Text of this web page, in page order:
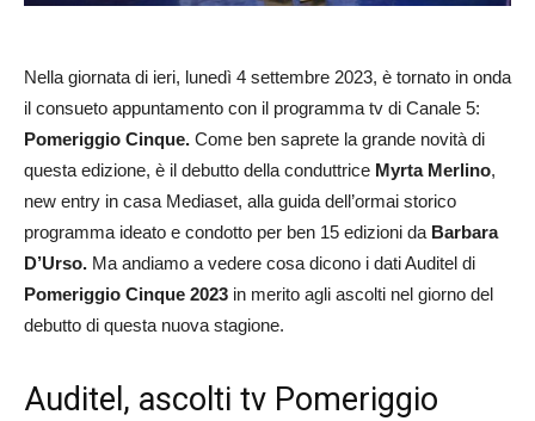
Nella giornata di ieri, lunedì 4 settembre 2023, è tornato in onda
il consueto appuntamento con il programma tv di Canale 5:
Pomeriggio Cinque. Come ben saprete la grande novità di
questa edizione, è il debutto della conduttrice Myrta Merlino,
new entry in casa Mediaset, alla guida dell’ormai storico
programma ideato e condotto per ben 15 edizioni da Barbara
D’Urso. Ma andiamo a vedere cosa dicono i dati Auditel di
Pomeriggio Cinque 2023 in merito agli ascolti nel giorno del
debutto di questa nuova stagione.
Auditel, ascolti tv Pomeriggio